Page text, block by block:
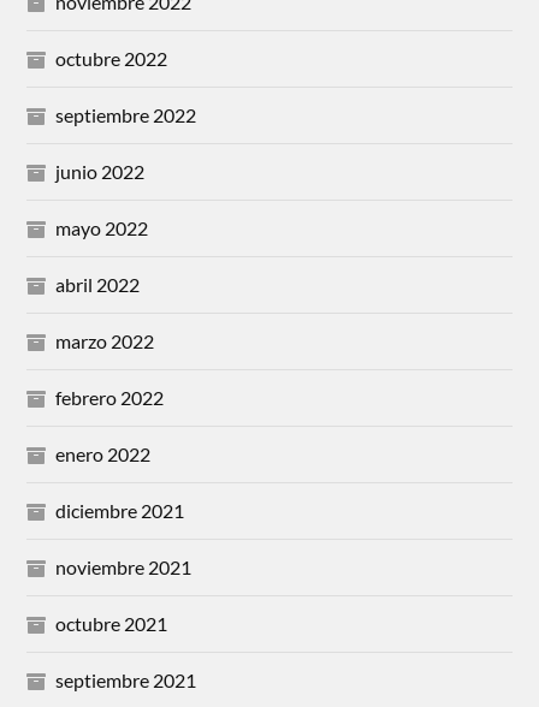
octubre 2022
septiembre 2022
junio 2022
mayo 2022
abril 2022
marzo 2022
febrero 2022
enero 2022
diciembre 2021
noviembre 2021
octubre 2021
septiembre 2021